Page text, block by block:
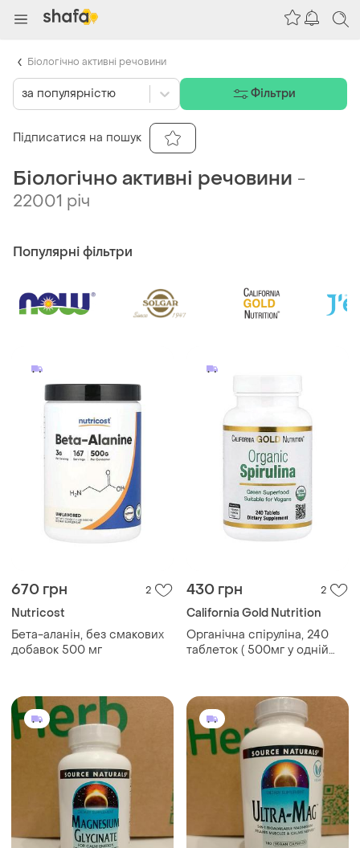
Біологічно активні речовини -
22001 річ
670 грн 2
Nutricost
Бета-аланін, без смакових
добавок 500 мг
430 грн 2
California Gold Nutrition
Органічна спіруліна, 240
таблеток ( 500мг у одній
Популярні фільтри
за популярністю Фільтри
Підписатися на пошук
Біологічно активні речовини